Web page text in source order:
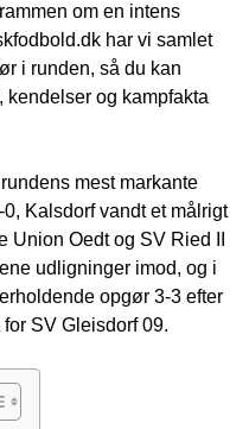
om en intens
har vi samlet
i runden, så du kan
kendelser og kampfakta
mest markante
Kalsdorf vandt et målrigt
Oedt og SV Ried II
udligninger imod, og i
opgør 3-3 efter
SV Gleisdorf 09.